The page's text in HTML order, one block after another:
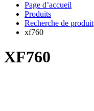
Page d’accueil
Produits
Recherche de produit
xf760
XF760